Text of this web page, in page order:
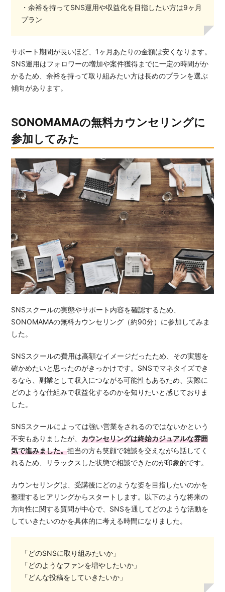
・余裕を持ってSNS運用や収益化を目指したい方は9ヶ月
プラン
サポート期間が長いほど、1ヶ月あたりの金額は安くなります。
SNS運用はフォロワーの増加や案件獲得までに一定の時間がか
かるため、余裕を持って取り組みたい方は長めのプランを選ぶ
傾向があります。
SONOMAMAの無料カウンセリングに
参加してみた
SNSスクールの実態やサポート内容を確認するため、
SONOMAMAの無料カウンセリング（約90分）に参加してみま
した。
SNSスクールの費用は高額なイメージだったため、その実態を
確かめたいと思ったのがきっかけです。SNSでマネタイズでき
るなら、副業として収入につながる可能性もあるため、実際に
どのような仕組みで収益化するのかを知りたいと感じておりま
した。
SNSスクールによっては強い営業をされるのではないかという
不安もありましたが、カウンセリングは終始カジュアルな雰囲
気で進みました。担当の方も笑顔で雑談を交えながら話してく
れるため、リラックスした状態で相談できたのが印象的です。
カウンセリングは、受講後にどのような姿を目指したいのかを
整理するヒアリングからスタートします。以下のような将来の
方向性に関する質問が中心で、SNSを通してどのような活動を
していきたいのかを具体的に考える時間になりました。
「どのSNSに取り組みたいか」
「どのようなファンを増やしたいか」
「どんな投稿をしていきたいか」